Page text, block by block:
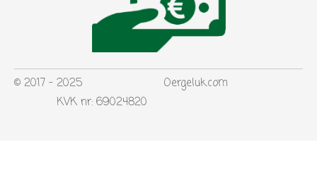
© 2017 - 2025 Oergeluk.com
KVK nr: 69024820